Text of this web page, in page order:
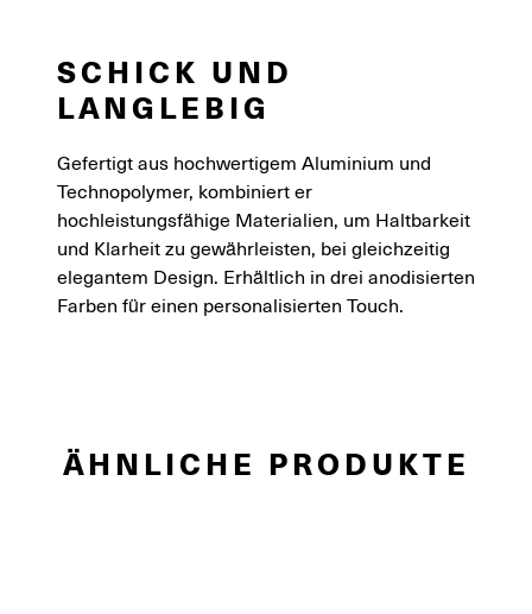
SCHICK UND
LANGLEBIG
Gefertigt aus hochwertigem Aluminium und
Technopolymer, kombiniert er
hochleistungsfähige Materialien, um Haltbarkeit
und Klarheit zu gewährleisten, bei gleichzeitig
elegantem Design. Erhältlich in drei anodisierten
Farben für einen personalisierten Touch.
ÄHNLICHE PRODUKTE